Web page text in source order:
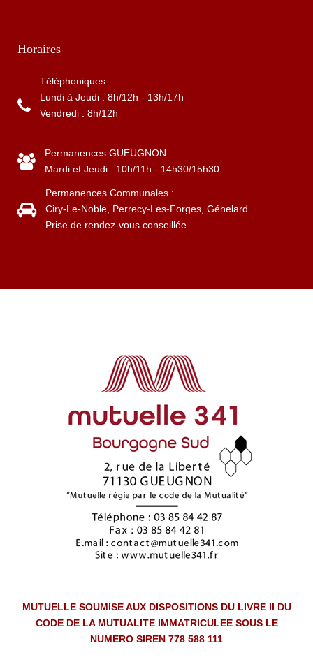
Horaires
Téléphoniques :
Lundi à Jeudi : 8h/12h - 13h/17h
Vendredi : 8h/12h
Permanences GUEUGNON :
Mardi et Jeudi : 10h/11h - 14h30/15h30
Permanences Communales :
Ciry-Le-Noble, Perrecy-Les-Forges, Génelard
Prise de rendez-vous conseillée
MUTUELLE SOUMISE AUX DISPOSITIONS DU LIVRE II DU
CODE DE LA MUTUALITE IMMATRICULEE SOUS LE
NUMERO SIREN 778 588 111